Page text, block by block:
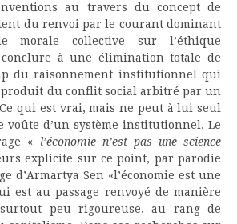
au travers du concept de
du renvoi par le courant dominant
morale collective sur l’éthique
à une élimination totale de
du raisonnement institutionnel qui
du conflit social arbitré par un
qui est vrai, mais ne peut à lui seul
voûte d’un système institutionnel. Le
« l’économie n’est pas une science
explicite sur ce point, par parodie
d’Armartya Sen «l’économie est une
est au passage renvoyé de manière
peu rigoureuse, au rang de